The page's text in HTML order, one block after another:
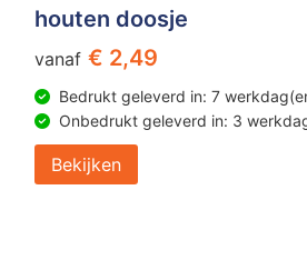
houten doosje
vanaf € 2,49
Bedrukt geleverd in: 7
Onbedrukt geleverd in: 3
Bekijken